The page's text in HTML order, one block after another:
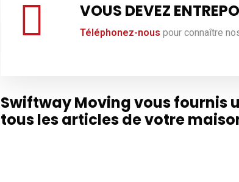
VOUS DEVEZ
Téléphonez-nous pour connaître
Swiftway Moving vous fournis
tous les articles de votre